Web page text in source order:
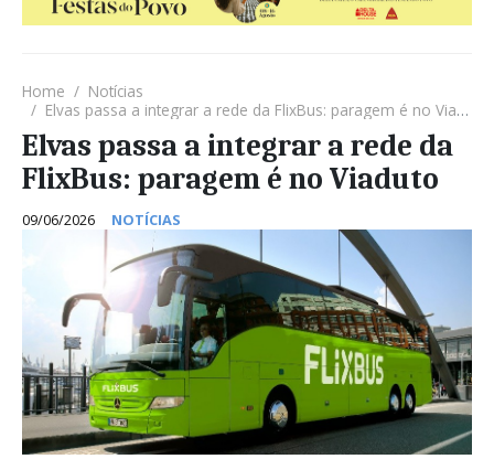
Home
Notícias
Elvas passa a integrar a rede da FlixBus: paragem é no Viaduto
Elvas passa a integrar a rede da
FlixBus: paragem é no Viaduto
09/06/2026 NOTÍCIAS